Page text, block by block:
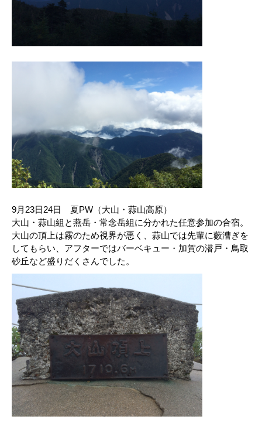
9月23日24日 夏PW（大山・蒜山高原）
大山・蒜山組と燕岳・常念岳組に分かれた任意参加の合宿。
大山の頂上は霧のため視界が悪く、蒜山では先輩に藪漕ぎを
してもらい、アフターではバーベキュー・加賀の潜戸・鳥取
砂丘など盛りだくさんでした。